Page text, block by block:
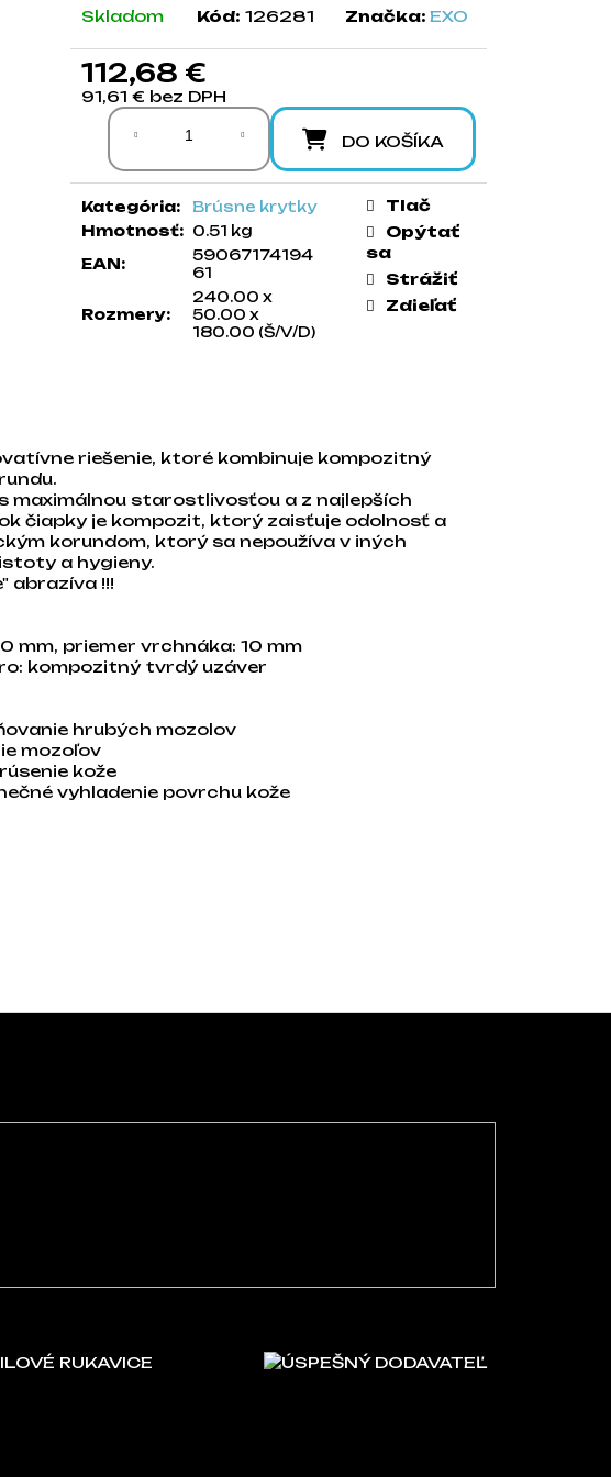
Skladom Kód: 126281 Značka: EXO
112,68 €
91,61 € bez DPH
Jednotková cena:
DO KOŠÍKA
Kategória:
Brúsne krytky
Hmotnosť: 0.51 kg
EAN:
59067174194
61
Rozmery:
240.00 x
50.00 x
180.00 (Š/V/D)
Tlač
Opýtať
sa
Strážiť
Zdieľať
riešenie, ktoré kombinuje kompozitný
maximálnou starostlivosťou a z najlepších
čiapky je kompozit, ktorý zaisťuje odolnosť a
korundom, ktorý sa nepoužíva v iných
a hygieny.
abrazíva !!!
mm, priemer vrchnáka: 10 mm
kompozitný tvrdý uzáver
hrubých mozolov
mozoľov
kože
vyhladenie povrchu kože
RUKAVICE ÚSPEŠNÝ DODAVATEĽ